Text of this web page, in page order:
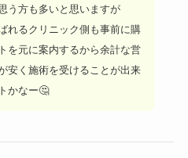
う方も多いと思いますが
れるクリニック側も事前に購
を元に案内するから余計な営
安く施術を受けることが出来
かなー🤔